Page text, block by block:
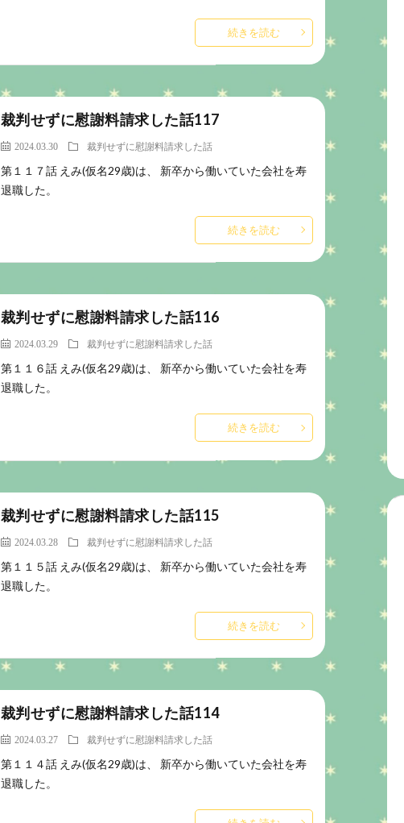
続きを読む
裁判せずに慰謝料請求した話117
2024.03.30 裁判せずに慰謝料請求した話
第１１７話 えみ(仮名29歳)は、 新卒から働いていた会社を寿
退職した。
続きを読む
裁判せずに慰謝料請求した話116
2024.03.29 裁判せずに慰謝料請求した話
第１１６話 えみ(仮名29歳)は、 新卒から働いていた会社を寿
退職した。
続きを読む
裁判せずに慰謝料請求した話115
2024.03.28 裁判せずに慰謝料請求した話
第１１５話 えみ(仮名29歳)は、 新卒から働いていた会社を寿
退職した。
続きを読む
裁判せずに慰謝料請求した話114
2024.03.27 裁判せずに慰謝料請求した話
第１１４話 えみ(仮名29歳)は、 新卒から働いていた会社を寿
退職した。